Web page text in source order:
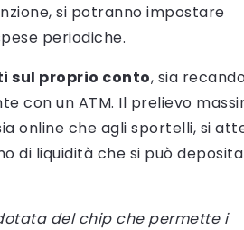
si potranno impostare
periodiche.
sul proprio conto, sia
con un ATM. Il prelievo
online che agli sportelli, si
di liquidità che si può
del chip che permette i